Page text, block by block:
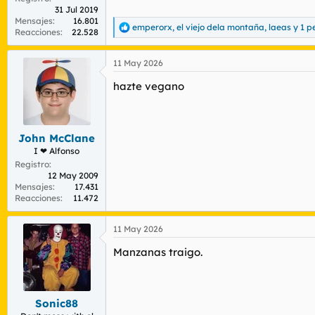
31 Jul 2019
Mensajes
16.801
Reacciones
22.528
R
e
a
c
i
emperorx, el viejo dela montaña, laeas y 1
John McClane
I ❤ Alfonso
Registro
12 May 2009
Mensajes
17.431
Reacciones
11.472
11 May 2026
hazte vegano
Sonic88
11 May 2026
Manzanas traigo.